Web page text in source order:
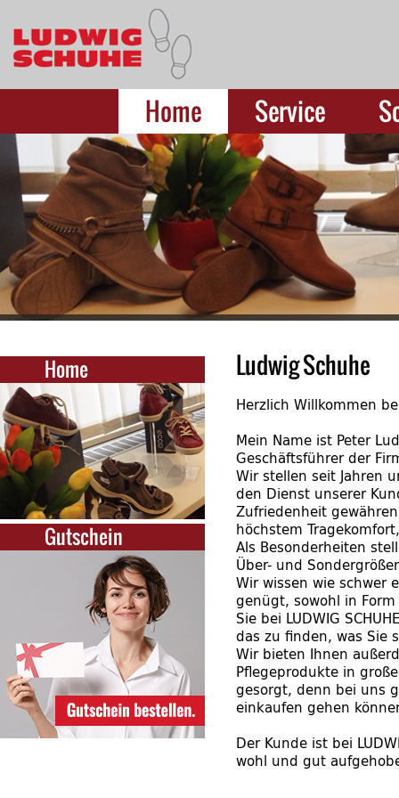
Home Service
Home
Gutschein
Ludwig Schuhe
Herzlich Willkommen
Mein Name ist Peter
Geschäftsführer der
Wir stellen seit Jahren
den Dienst unserer
Zufriedenheit
höchstem
Als Besonderheiten
Über- und
Wir wissen wie schwer
genügt, sowohl in
Sie bei LUDWIG
das zu finden, was Sie
Wir bieten Ihnen
Pflegeprodukte in
gesorgt, denn bei uns
einkaufen gehen
Der Kunde ist bei
wohl und gut